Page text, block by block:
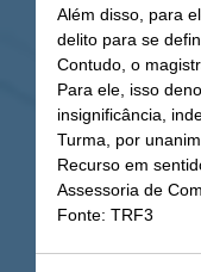
Além disso, para
delito para se
Contudo, o
Para ele, isso
insignificância,
Turma, por
Recurso em
Assessoria de
Fonte: TRF3